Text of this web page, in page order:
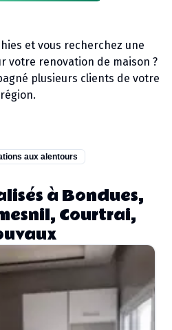
et vous recherchez une
votre renovation de maison ?
plusieurs clients de votre
région.
aux alentours
à Bondues,
Courtrai,